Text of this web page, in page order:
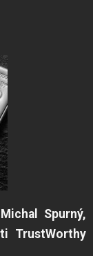
Spurný,
TrustWorthy